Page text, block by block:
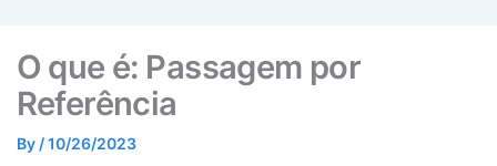
O que é: Passagem por
Referência
By /10/26/2023